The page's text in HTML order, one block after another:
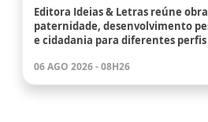
Editora Ideias & Letras reúne
paternidade, desenvolvimento
e cidadania para diferentes
06 AGO 2026 - 08H26